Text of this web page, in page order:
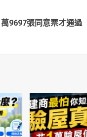
9697張同意票才通過